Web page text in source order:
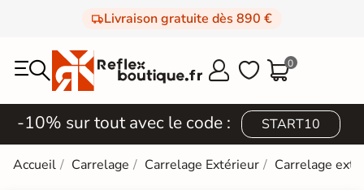
Livraison gratuite dès 890 €
  0
-10% sur tout avec le code : START10
Accueil Carrelage Carrelage Extérieur Carrelage